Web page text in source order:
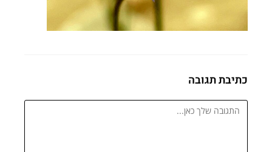
כתיבת תגובה